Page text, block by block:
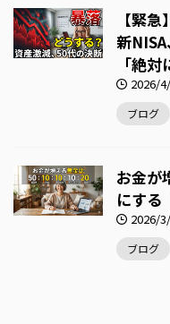
【緊
新
「絶
2026/
ブログ
お金が
にする
2026/
ブログ